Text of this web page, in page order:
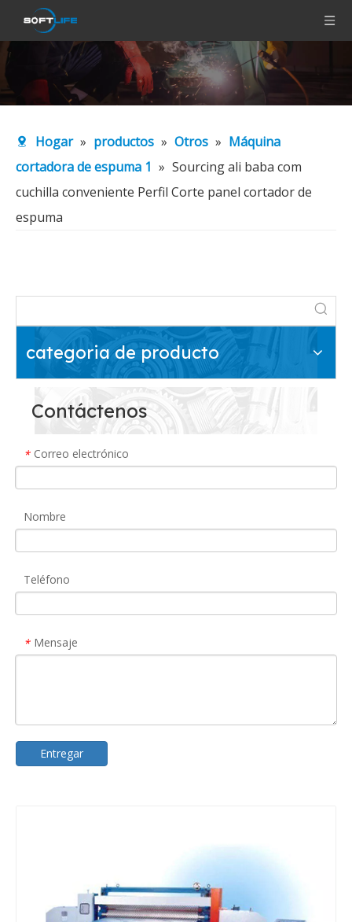
Hogar » productos » Otros » Máquina
cortadora de espuma 1 » Sourcing ali baba com
cuchilla conveniente Perfil Corte panel cortador de
espuma
categoria de producto
Contáctenos
* Correo electrónico
Nombre
Teléfono
* Mensaje
Entregar